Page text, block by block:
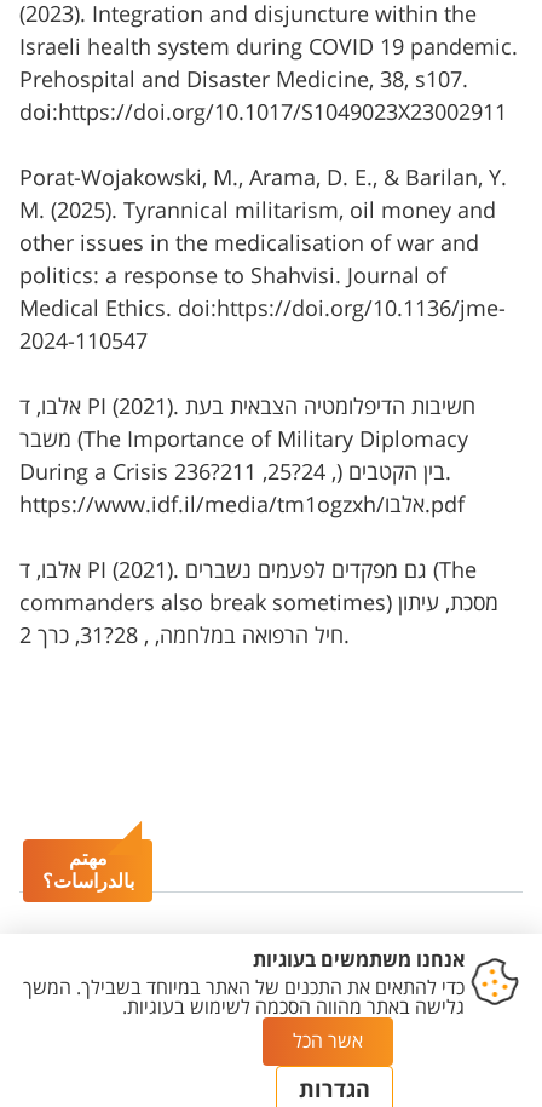
مهتم
بالدراسات؟
(2023). Integration and disjuncture within the
Israeli health system during COVID 19 pandemic.
Prehospital and Disaster Medicine, 38, s107.
doi:https://doi.org/10.1017/S1049023X23002911
Porat-Wojakowski, M., Arama, D. E., & Barilan, Y.
M. (2025). Tyrannical militarism, oil money and
other issues in the medicalisation of war and
politics: a response to Shahvisi. Journal of
Medical Ethics.‏ doi:https://doi.org/10.1136/jme-
2024-110547
אלבו, ד PI (2021). חשיבות הדיפלומטיה הצבאית בעת
משבר (The Importance of Military Diplomacy
During a Crisis בין הקטבים (, 24?25, 211?236.
https://www.idf.il/media/tm1ogzxh/אלבו.pdf
אלבו, ד PI (2021). גם מפקדים לפעמים נשברים (The
commanders also break sometimes) מסכת, עיתון
חיל הרפואה במלחמה, , 28?31, כרך 2.
Cookies Settings